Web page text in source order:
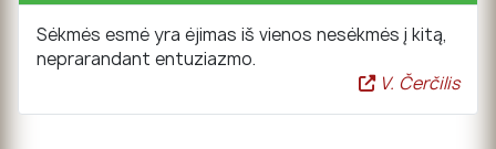
Sėkmės esmė yra ėjimas iš vienos nesėkmės į kitą,
neprarandant entuziazmo.
V. Čerčilis